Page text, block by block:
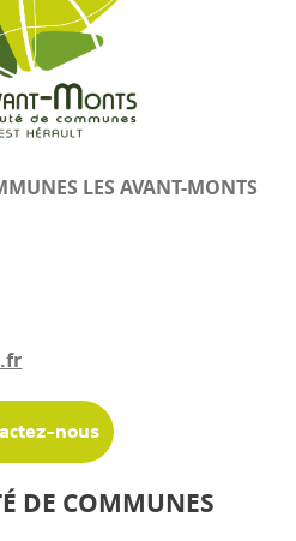
LES AVANT-MONTS
nous
DE COMMUNES